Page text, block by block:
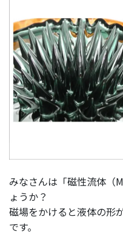
みなさんは「磁性流体（
ょうか？
磁場をかけると液体の形
です。